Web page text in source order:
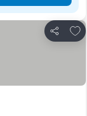
Teilen
Zu